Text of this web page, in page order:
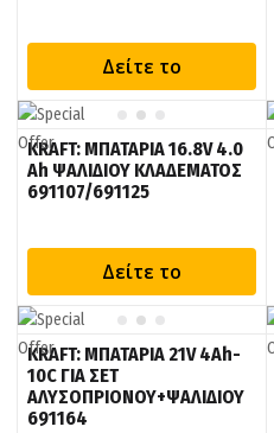
Δείτε το
KRAFT: ΜΠΑΤΑΡΙΑ 16.8V 4.0
Ah ΨΑΛΙΔΙΟΥ ΚΛΑΔΕΜΑΤΟΣ
691107/691125
Δείτε το
KRAFT: ΜΠΑΤΑΡΙΑ 21V 4Ah-
10C ΓΙΑ ΣΕΤ
ΑΛΥΣΟΠΡΙΟΝΟΥ+ΨΑΛΙΔΙΟΥ
691164